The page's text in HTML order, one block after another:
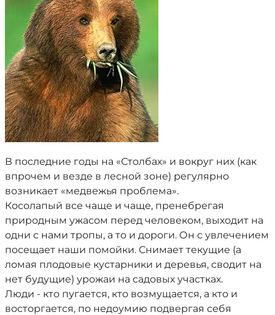
В последние годы на «Столбах» и вокруг них (как
впрочем и везде в лесной зоне) регулярно
возникает «медвежья проблема».
Косолапый все чаще и чаще, пренебрегая
природным ужасом перед человеком, выходит на
одни с нами тропы, а то и дороги. Он с увлечением
посещает наши помойки. Снимает текущие (а
ломая плодовые кустарники и деревья, сводит на
нет будущие) урожаи на садовых участках.
Люди - кто пугается, кто возмущается, а кто и
восторгается, по недоумию подвергая себя